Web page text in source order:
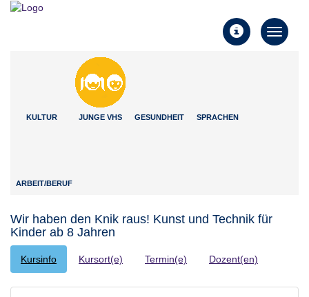
Toggle
Toggle
KULTUR JUNGE VHS GESUNDHEIT SPRACHEN
ARBEIT/BERUF
Wir haben den Knik raus! Kunst und Technik für
Kinder ab 8 Jahren
Kursinfo Kursort(e) Termin(e) Dozent(en)